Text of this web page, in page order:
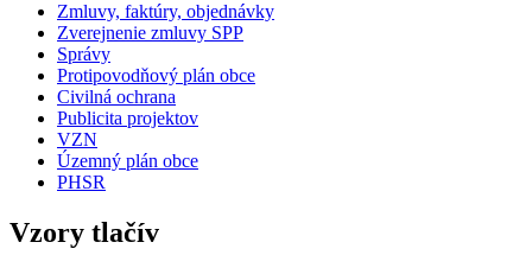
Zmluvy, faktúry, objednávky
Zverejnenie zmluvy SPP
Správy
Protipovodňový plán obce
Civilná ochrana
Publicita projektov
VZN
Územný plán obce
PHSR
Vzory tlačív